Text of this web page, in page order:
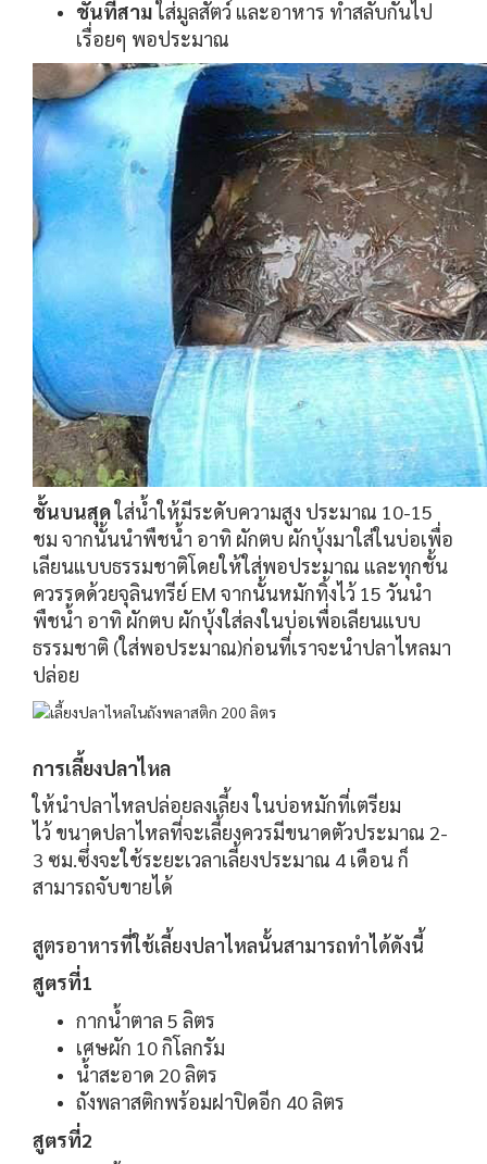
ชั้นที่สามใส่มูลสัตว์ และอาหาร ทำสลับกันไป
เรื่อยๆ พอประมาณ
ชั้นบนสุดใส่น้ำให้มีระดับความสูง ประมาณ 10-15
ชม จากนั้นนำพืชน้ำ อาทิ ผักตบ ผักบุ้งมาใส่ในบ่อเพื่อ
เลียนแบบธรรมชาติโดยให้ใส่พอประมาณ และทุกชั้น
ควรรดด้วยจุลินทรีย์ EM จากนั้นหมักทิ้งไว้ 15 วันนำ
พืชน้ำ อาทิ ผักตบ ผักบุ้งใส่ลงในบ่อเพื่อเลียนแบบ
ธรรมชาติ (ใส่พอประมาณ)ก่อนที่เราจะนำปลาไหลมา
ปล่อย
การเลี้ยงปลาไหล
ให้นำปลาไหลปล่อยลงเลี้ยง ในบ่อหมักที่เตรียม
ไว้ ขนาดปลาไหลที่จะเลี้ยงควรมีขนาดตัวประมาณ 2-
3 ซม.ซึ่งจะใช้ระยะเวลาเลี้ยงประมาณ 4 เดือนก็
สามารถจับขายได้
สูตรอาหารที่ใช้เลี้ยงปลาไหลนั้นสามารถทำได้ดังนี้
สูตรที่1
กากน้ำตาล 5 ลิตร
เศษผัก 10 กิโลกรัม
น้ำสะอาด 20 ลิตร
ถังพลาสติกพร้อมฝาปิดอีก 40 ลิตร
สูตรที่2